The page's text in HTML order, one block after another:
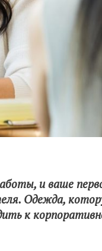
и ваше
Одежда,
к